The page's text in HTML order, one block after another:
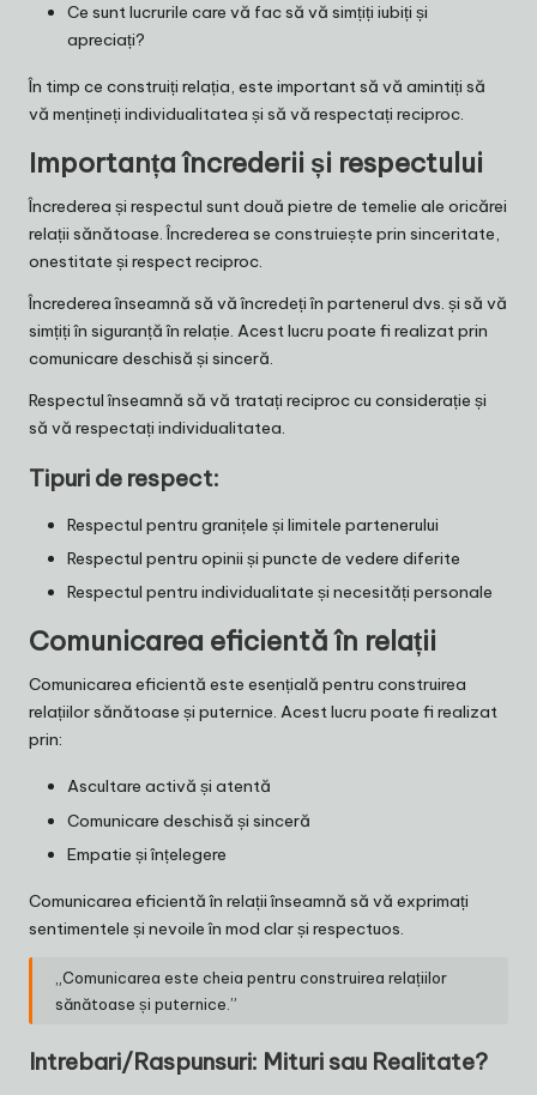
Ce sunt lucrurile care vă fac să vă simțiți iubiți și
apreciați?
În timp ce construiți relația, este important să vă amintiți să
vă mențineți individualitatea și să vă respectați reciproc.
Importanța încrederii și respectului
Încrederea și respectul sunt două pietre de temelie ale oricărei
relații sănătoase. Încrederea se construiește prin sinceritate,
onestitate și respect reciproc.
Încrederea înseamnă să vă încredeți în partenerul dvs. și să vă
simțiți în siguranță în relație. Acest lucru poate fi realizat prin
comunicare deschisă și sinceră.
Respectul înseamnă să vă tratați reciproc cu considerație și
să vă respectați individualitatea.
Tipuri de respect:
Respectul pentru granițele și limitele partenerului
Respectul pentru opinii și puncte de vedere diferite
Respectul pentru individualitate și necesități personale
Comunicarea eficientă în relații
Comunicarea eficientă este esențială pentru construirea
relațiilor sănătoase și puternice. Acest lucru poate fi realizat
prin:
Ascultare activă și atentă
Comunicare deschisă și sinceră
Empatie și înțelegere
Comunicarea eficientă în relații înseamnă să vă exprimați
sentimentele și nevoile în mod clar și respectuos.
„Comunicarea este cheia pentru construirea relațiilor
sănătoase și puternice.”
Intrebari/Raspunsuri: Mituri sau Realitate?